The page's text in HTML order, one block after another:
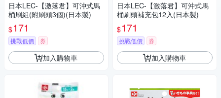
日本LEC-【激落君】可沖式馬
桶刷組(附刷頭3個)(日本製)
$171
挑戰低價 券
加入購物車
日本LEC-【激落君】可沖式馬
桶刷頭補充包12入(日本製)
$171
挑戰低價 券
加入購物車